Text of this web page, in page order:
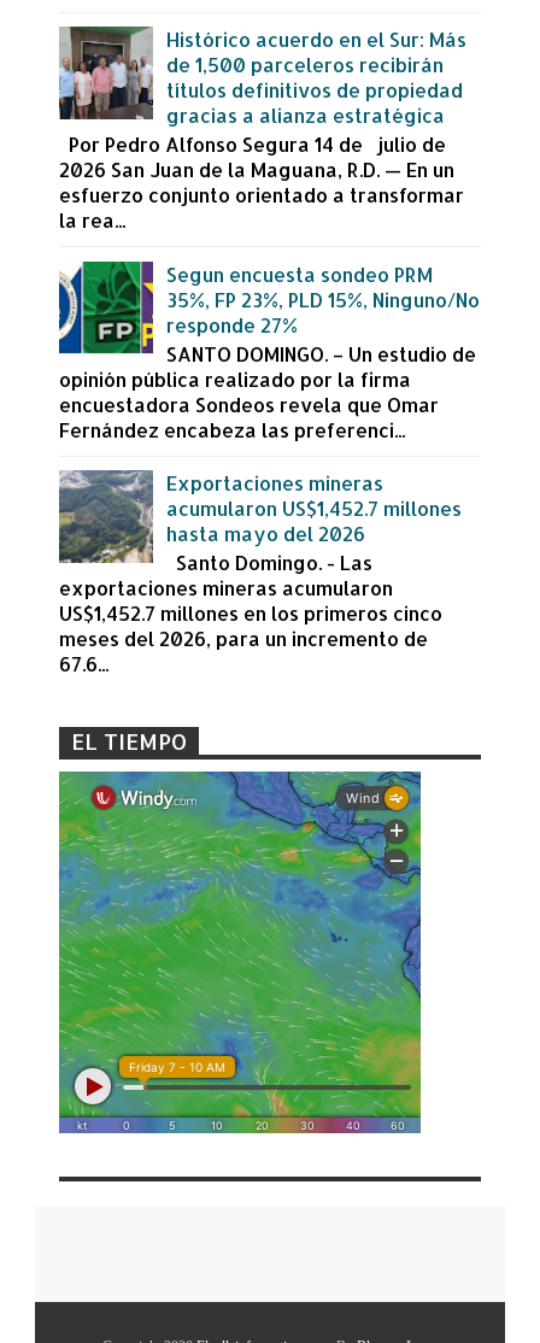
Histórico acuerdo en el Sur: Más
de 1,500 parceleros recibirán
títulos definitivos de propiedad
gracias a alianza estratégica
Por Pedro Alfonso Segura 14 de julio de
2026 San Juan de la Maguana, R.D. — En un
esfuerzo conjunto orientado a transformar
la rea...
Segun encuesta sondeo PRM
35%, FP 23%, PLD 15%, Ninguno/No
responde 27%
SANTO DOMINGO. – Un estudio de
opinión pública realizado por la firma
encuestadora Sondeos revela que Omar
Fernández encabeza las preferenci...
Exportaciones mineras
acumularon US$1,452.7 millones
hasta mayo del 2026
Santo Domingo. - Las
exportaciones mineras acumularon
US$1,452.7 millones en los primeros cinco
meses del 2026, para un incremento de
67.6...
EL TIEMPO